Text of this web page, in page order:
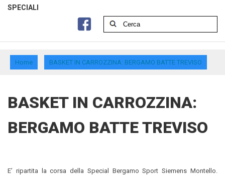
SPECIALI
Home BASKET IN CARROZZINA: BERGAMO BATTE TREVISO
BASKET IN CARROZZINA:
BERGAMO BATTE TREVISO
E’ ripartita la corsa della Special Bergamo Sport Siemens Montello.